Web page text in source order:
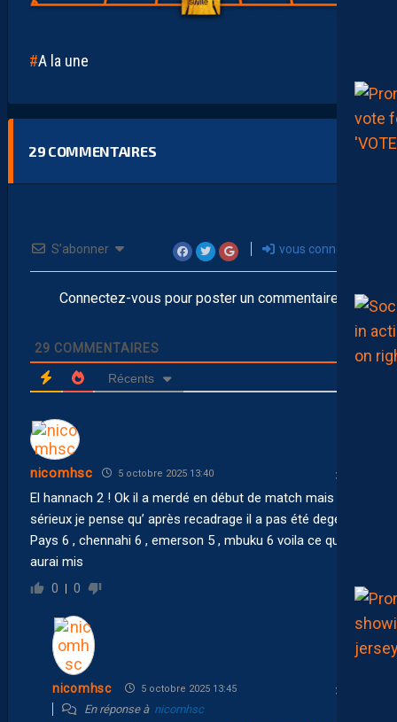
A la une
29 COMMENTAIRES
S’abonner vous connecter
Connectez-vous pour poster un commentaire
29 COMMENTAIRES
Récents
nicomhsc 5 octobre 2025 13:40
El hannach 2 ! Ok il a merdé en début de match mais
sérieux je pense qu’ après recadrage il a pas été degeu !
Pays 6 , chennahi 6 , emerson 5 , mbuku 6 voila ce que j’
aurai mis
0 0
nicomhsc 5 octobre 2025 13:45
En réponse à nicomhsc